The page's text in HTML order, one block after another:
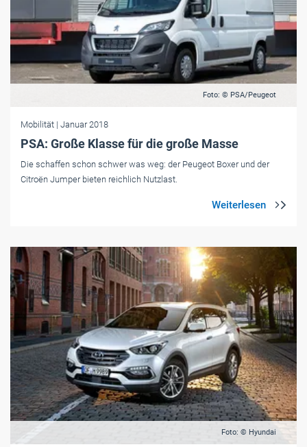
Foto: © PSA/Peugeot
Mobilität | Januar 2018
PSA: Große Klasse für die große Masse
Die schaffen schon schwer was weg: der Peugeot Boxer und der
Citroën Jumper bieten reichlich Nutzlast.
Foto: © Hyundai